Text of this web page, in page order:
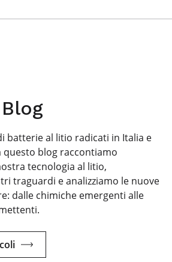
batterie al litio radicati in Italia e
blog raccontiamo
tecnologia al litio,
traguardi e analizziamo le nuove
dalle chimiche emergenti alle